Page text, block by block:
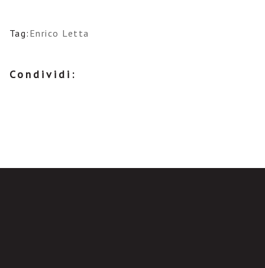
Tag: Enrico Letta
Condividi: